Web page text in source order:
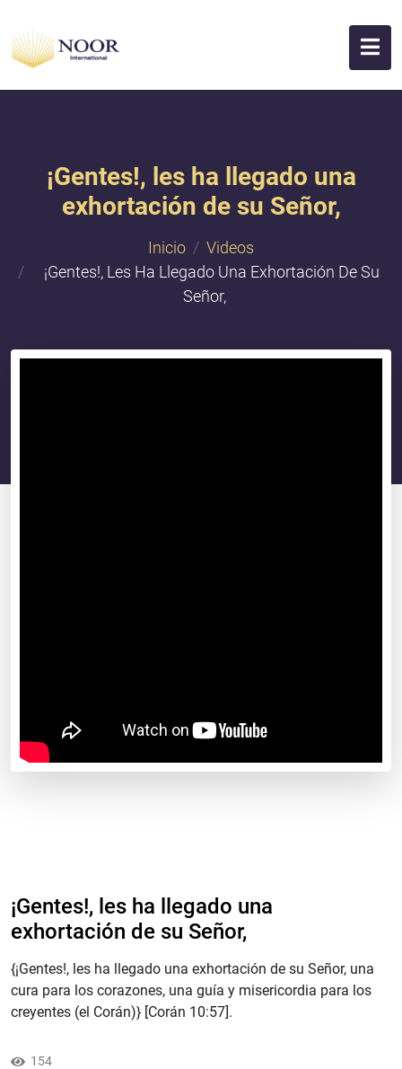
¡Gentes!, les ha llegado una
exhortación de su Señor,
Inicio
Videos
¡Gentes!, Les Ha Llegado Una Exhortación De Su
Señor,
¡Gentes!, les ha llegado una
exhortación de su Señor,
{¡Gentes!, les ha llegado una exhortación de su Señor, una
cura para los corazones, una guía y misericordia para los
creyentes (el Corán)} [Corán 10:57].
154